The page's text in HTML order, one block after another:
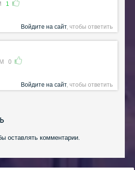
1
Войдите на сайт, чтобы ответить
0
Войдите на сайт, чтобы ответить
оставлять комментарии.